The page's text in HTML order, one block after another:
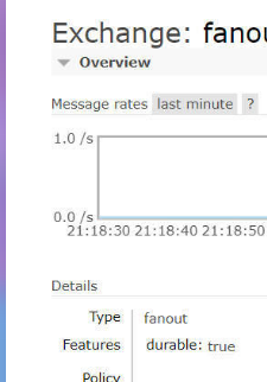
return new
    }
/**
* 短信队列绑定到
     *
@return
return
    }